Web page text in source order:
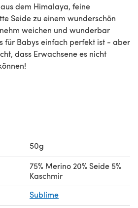
dem Himalaya, feine
Seide zu einem wunderschön
weichen und wunderbar
für Babys einfach perfekt ist - aber
dass Erwachsene es nicht
50g
75% Merino 20% Seide 5%
Kaschmir
Sublime